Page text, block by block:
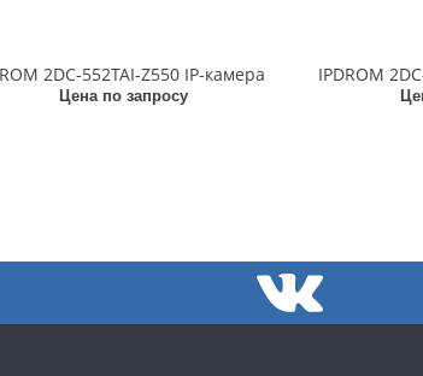
2DC-552TAI-Z550 IP-камера
Цена по запросу
IPDROM